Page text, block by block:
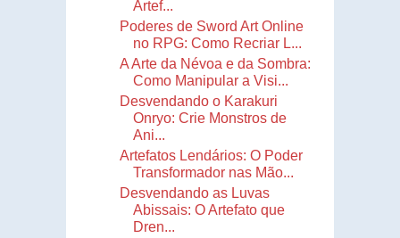
Artef...
Poderes de Sword Art Online
no RPG: Como Recriar L...
A Arte da Névoa e da Sombra:
Como Manipular a Visi...
Desvendando o Karakuri
Onryo: Crie Monstros de
Ani...
Artefatos Lendários: O Poder
Transformador nas Mão...
Desvendando as Luvas
Abissais: O Artefato que
Dren...